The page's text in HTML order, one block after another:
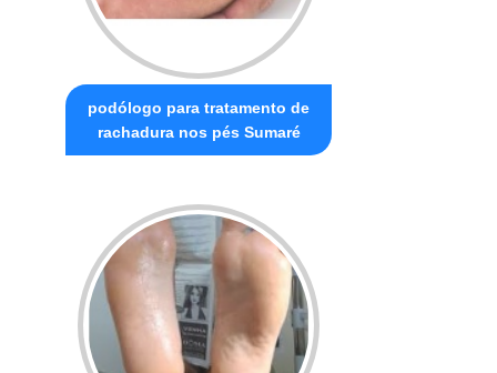
podólogo para tratamento de
rachadura nos pés Sumaré